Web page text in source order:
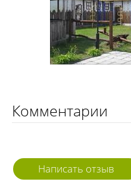
Комментарии
Написать отзыв